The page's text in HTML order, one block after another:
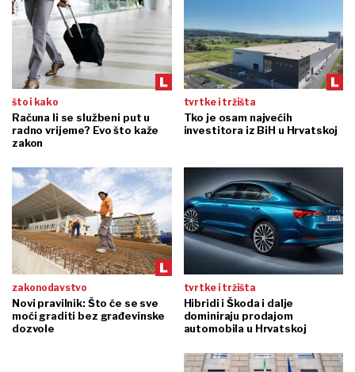
što i kako
Računa li se službeni put u
radno vrijeme? Evo što kaže
zakon
tvrtke i tržišta
Tko je osam najvećih
investitora iz BiH u Hrvatskoj
zakonodavstvo
Novi pravilnik: Što će se sve
moći graditi bez građevinske
dozvole
tvrtke i tržišta
Hibridi i Škoda i dalje
dominiraju prodajom
automobila u Hrvatskoj